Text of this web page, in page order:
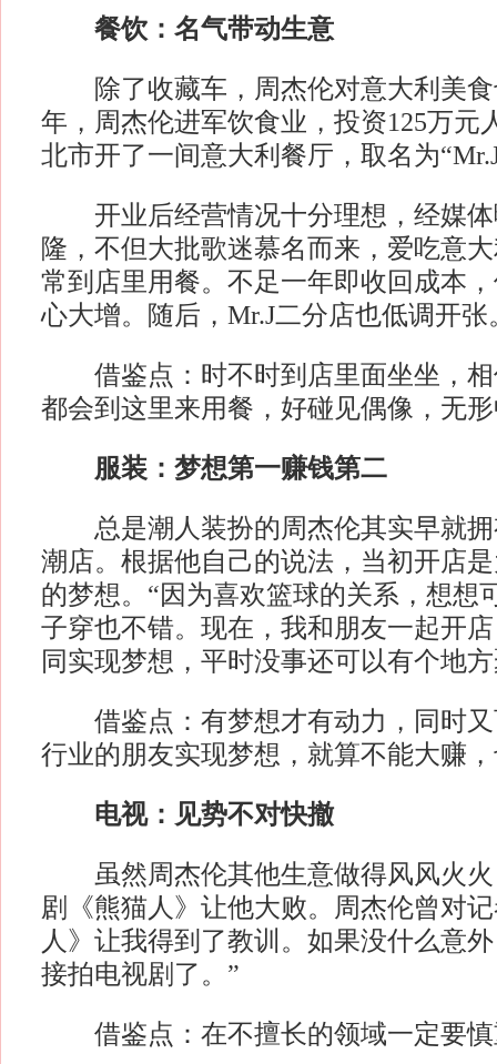
餐饮：名气带动生意
除了收藏车，周杰伦对意大利美食
年，周杰伦进军饮食业，投资125万元
北市开了一间意大利餐厅，取名为
开业后经营情况十分理想，经媒体
隆，不但大批歌迷慕名而来，爱吃意
常到店里用餐。不足一年即收回成本
心大增。随后，Mr.J二分店也低调开张
借鉴点：时不时到店里面坐坐，相
都会到这里来用餐，好碰见偶像，无
服装：梦想第一赚钱第二
总是潮人装扮的周杰伦其实早就拥
潮店。根据他自己的说法，当初开店
的梦想。“因为喜欢篮球的关系，想想
子穿也不错。现在，我和朋友一起开
同实现梦想，平时没事还可以有个地
借鉴点：有梦想才有动力，同时又
行业的朋友实现梦想，就算不能大赚
电视：见势不对快撤
虽然周杰伦其他生意做得风风火火
剧《熊猫人》让他大败。周杰伦曾对
人》让我得到了教训。如果没什么意
接拍电视剧了。”
借鉴点：在不擅长的领域一定要慎